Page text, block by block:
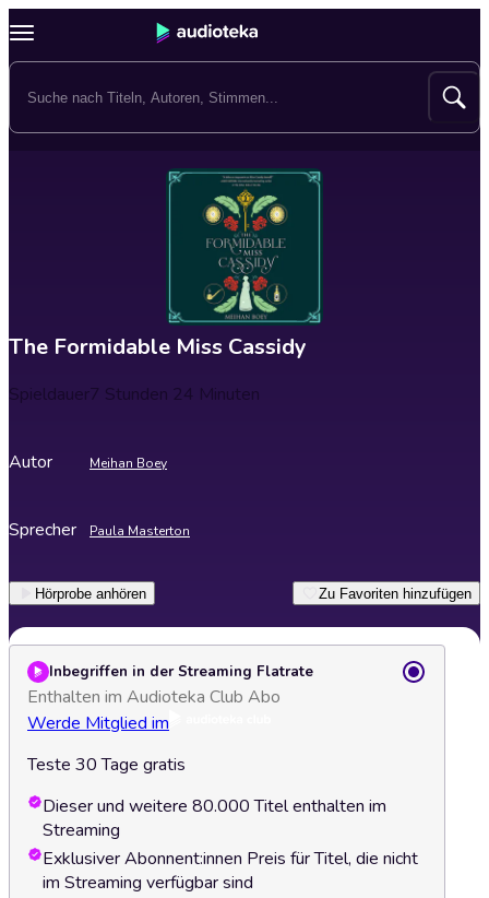
The Formidable Miss Cassidy
Spieldauer7 Stunden 24 Minuten
Autor Meihan Boey
Sprecher Paula Masterton
Hörprobe anhören Zu Favoriten hinzufügen
Inbegriffen in der Streaming Flatrate
Enthalten im Audioteka Club Abo
Werde Mitglied im
Teste 30 Tage gratis
Dieser und weitere 80.000 Titel enthalten im
Streaming
Exklusiver Abonnent:innen Preis für Titel, die nicht
im Streaming verfügbar sind